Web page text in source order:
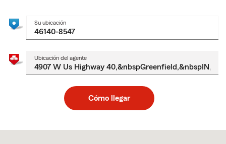
Su ubicación
Ubicación del agente
Cómo llegar
to